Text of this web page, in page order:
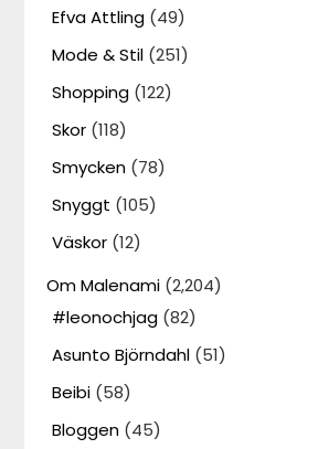
Efva Attling (49)
Mode & Stil (251)
Shopping (122)
Skor (118)
Smycken (78)
Snyggt (105)
Väskor (12)
Om Malenami (2,204)
#leonochjag (82)
Asunto Björndahl (51)
Beibi (58)
Bloggen (45)